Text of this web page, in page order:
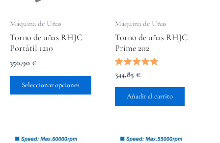
Máquina de Uñas
Torno de uñas RHJC
Portátil 1210
350,90 €
Seleccionar opciones
producto
Máquina de Uñas
Torno de uñas RHJC
Prime 202
Valorado
con
5.00
de 5
344,85 €
Añadir al carrito